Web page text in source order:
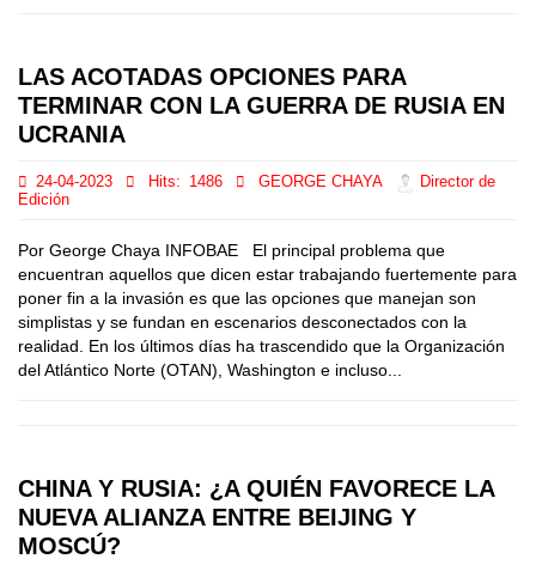
LAS ACOTADAS OPCIONES PARA
TERMINAR CON LA GUERRA DE RUSIA EN
UCRANIA
24-04-2023 Hits: 1486 GEORGE CHAYA
Director de
Edición
Por George Chaya INFOBAE El principal problema que
encuentran aquellos que dicen estar trabajando fuertemente para
poner fin a la invasión es que las opciones que manejan son
simplistas y se fundan en escenarios desconectados con la
realidad. En los últimos días ha trascendido que la Organización
del Atlántico Norte (OTAN), Washington e incluso...
CHINA Y RUSIA: ¿A QUIÉN FAVORECE LA
NUEVA ALIANZA ENTRE BEIJING Y
MOSCÚ?